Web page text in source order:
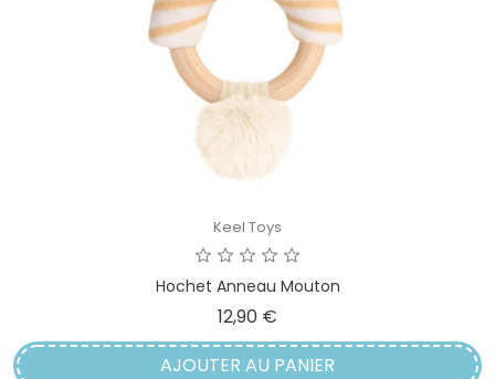
Keel Toys
Hochet Anneau Mouton
12,90 €
AJOUTER AU PANIER